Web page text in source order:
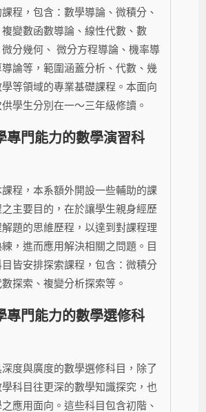
程，包含：數學導論、微積分、
變數函數導論、線性代數、數
分幾何、 微分方程導論、機率導
論等，範圍涵蓋分析、代數、幾
等領域的專業基礎課程。本面向
學生分別在一～三年級修讀。
專門能力的數學演習科
程，本系額外開設一些輔助的課
主要目的，在於讓學生親身經歷
題的思維歷程，以達到對課程理
，進而應用解決相關之問題。目
皆安排探索課程，包含：微積分
探索、複變分析探索等。
專門能力的數學選修科
度與廣度的數學選修科目，除了
科目往更深的數學知識探究，也
應用面向。這些科目包含初階、